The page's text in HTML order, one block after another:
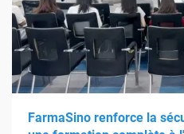
FarmaSino renforce la